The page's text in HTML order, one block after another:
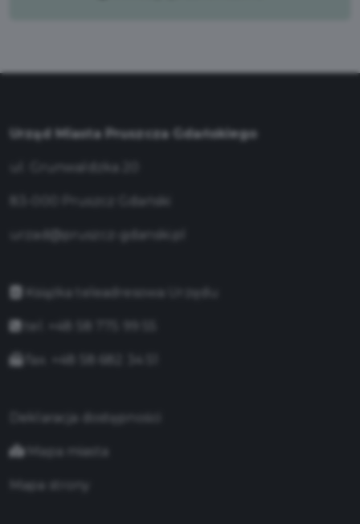
Urząd Miasta Pruszcza Gdańskiego
urzad@pruszcz-gdanski.pl
Książka teleadresowa Urzędu
Deklaracja dostępności
Mapa miasta
Mapa strony